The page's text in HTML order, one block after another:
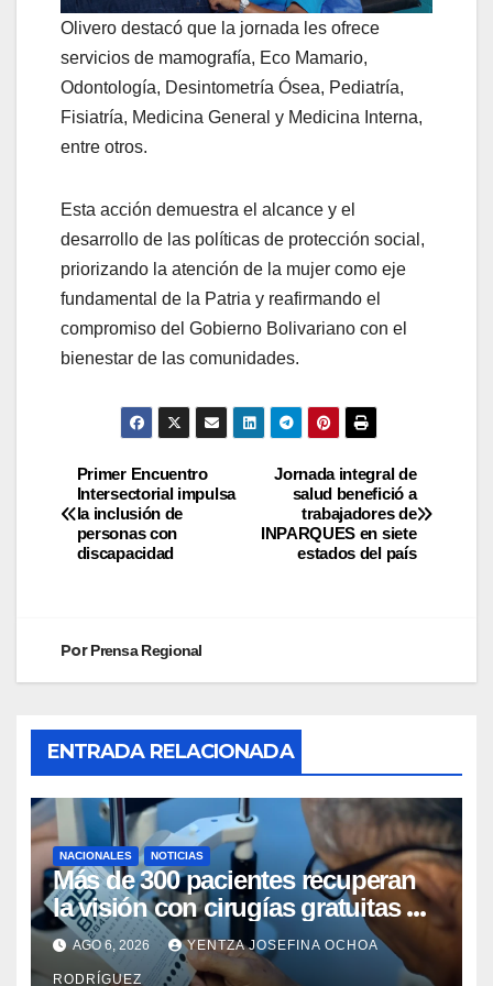
Olivero destacó que la jornada les ofrece
servicios de mamografía, Eco Mamario,
Odontología, Desintometría Ósea, Pediatría,
Fisiatría, Medicina General y Medicina Interna,
entre otros.
Esta acción demuestra el alcance y el
desarrollo de las políticas de protección social,
priorizando la atención de la mujer como eje
fundamental de la Patria y reafirmando el
compromiso del Gobierno Bolivariano con el
bienestar de las comunidades.
Jornada integral de
salud benefició a
trabajadores de
INPARQUES en siete
estados del país
Primer Encuentro
Intersectorial impulsa
la inclusión de
personas con
discapacidad
PorPrensa Regional
ENTRADA RELACIONADA
NACIONALES NOTICIAS
Más de 300 pacientes recuperan
la visión con cirugías gratuitas de
cataratas en Zulia
AGO 6, 2026 YENTZA JOSEFINA OCHOA
RODRÍGUEZ